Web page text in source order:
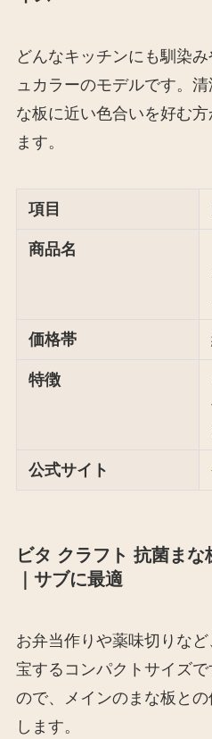
どんなキッチンにも馴染
ュカラーのモデルです。
な板に近い色合いを好む
ます。
項目
商品名
価格帯
特徴
公式サイト
ビタ クラフト 抗菌ま
｜サブに最適
お弁当作りや薬味切りな
宝するコンパクトサイズ
ので、メインのまな板と
します。